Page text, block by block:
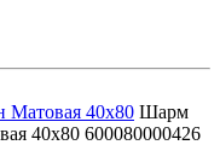
Матовая 40x80 Шарм
40x80 600080000426